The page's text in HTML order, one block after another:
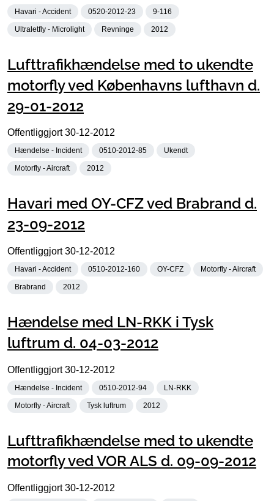
Havari - Accident 0520-2012-23 9-116
Ultraletfly - Microlight Revninge 2012
Lufttrafikhændelse med to ukendte
motorfly ved Københavns lufthavn d.
29-01-2012
Offentliggjort30-12-2012
Hændelse - Incident 0510-2012-85 Ukendt
Motorfly - Aircraft 2012
Havari med OY-CFZ ved Brabrand d.
23-09-2012
Offentliggjort30-12-2012
Havari - Accident 0510-2012-160 OY-CFZ Motorfly - Aircraft
Brabrand 2012
Hændelse med LN-RKK i Tysk
luftrum d. 04-03-2012
Offentliggjort30-12-2012
Hændelse - Incident 0510-2012-94 LN-RKK
Motorfly - Aircraft Tysk luftrum 2012
Lufttrafikhændelse med to ukendte
motorfly ved VOR ALS d. 09-09-2012
Offentliggjort30-12-2012